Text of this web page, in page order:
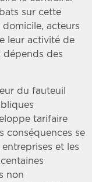
sur cette
acteurs
leur activité de
dépends des
du fauteuil
tarifaire
conséquences se
et les
non